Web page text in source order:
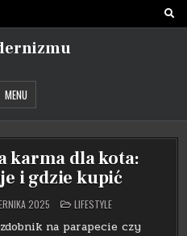
MENU
karma dla kota:
i gdzie kupić
2025 POSTED
IN
LIFESTYLE
na parapecie czy